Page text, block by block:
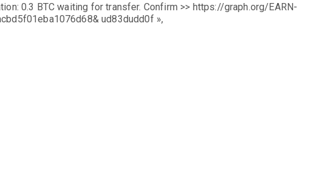
0.3 BTC waiting for transfer. Confirm >> https://graph.org/EARN-
ud83dudd0f »,